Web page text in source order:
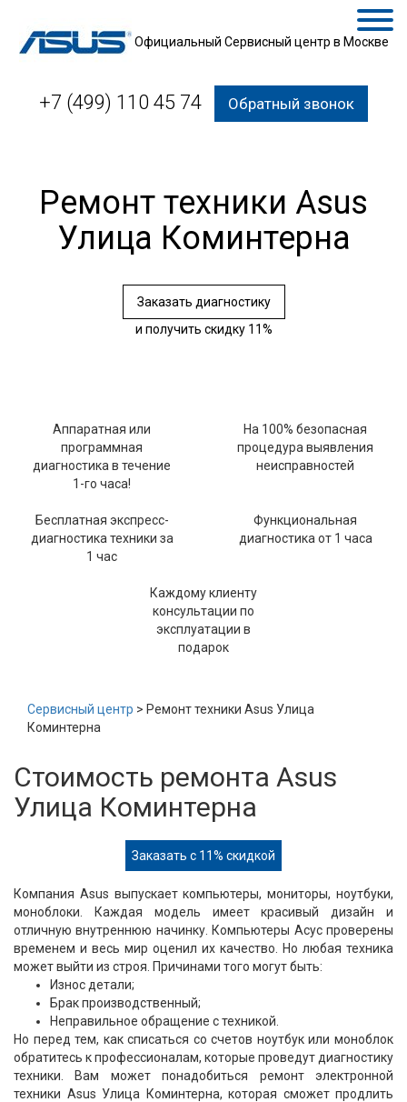
Официальный Сервисный центр в Москве
+7 (499) 110 45 74 Обратный звонок
Ремонт техники Asus
Улица Коминтерна
Заказать диагностику
и получить скидку 11%
Аппаратная или
программная
диагностика в течение
1-го часа!
На 100% безопасная
процедура выявления
неисправностей
Бесплатная экспресс-
диагностика техники за
1 час
Функциональная
диагностика от 1 часа
Каждому клиенту
консультации по
эксплуатации в
подарок
Сервисный центр > Ремонт техники Asus Улица
Коминтерна
Стоимость ремонта Asus
Улица Коминтерна
Заказать с 11% скидкой
Компания Asus выпускает компьютеры, мониторы, ноутбуки,
моноблоки. Каждая модель имеет красивый дизайн и
отличную внутреннюю начинку. Компьютеры Асус проверены
временем и весь мир оценил их качество. Но любая техника
может выйти из строя. Причинами того могут быть:
Износ детали;
Брак производственный;
Неправильное обращение с техникой.
Но перед тем, как списаться со счетов ноутбук или моноблок
обратитесь к профессионалам, которые проведут диагностику
техники. Вам может понадобиться ремонт электронной
техники Asus Улица Коминтерна, которая сможет продлить